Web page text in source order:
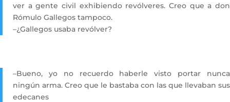
ver a gente civil exhibiendo revólveres. Creo que a don
Rómulo Gallegos tampoco.
–¿Gallegos usaba revólver?
–Bueno, yo no recuerdo haberle visto portar nunca
ningún arma. Creo que le bastaba con las que llevaban sus
edecanes